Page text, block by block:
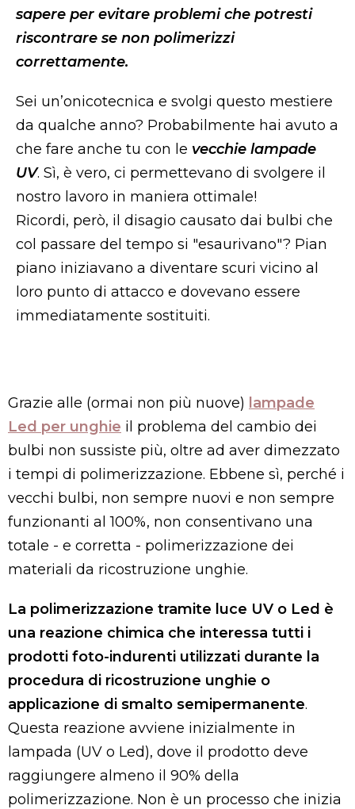
sapere per evitare problemi che potresti
riscontrare se non polimerizzi
correttamente.
Sei un’onicotecnica e svolgi questo mestiere
da qualche anno? Probabilmente hai avuto a
che fare anche tu con le vecchie lampade
UV. Sì, è vero, ci permettevano di svolgere il
nostro lavoro in maniera ottimale!
Ricordi, però, il disagio causato dai bulbi che
col passare del tempo si "esaurivano"? Pian
piano iniziavano a diventare scuri vicino al
loro punto di attacco e dovevano essere
immediatamente sostituiti.
Grazie alle (ormai non più nuove) lampade
Led per unghie il problema del cambio dei
bulbi non sussiste più, oltre ad aver dimezzato
i tempi di polimerizzazione. Ebbene sì, perché i
vecchi bulbi, non sempre nuovi e non sempre
funzionanti al 100%, non consentivano una
totale - e corretta - polimerizzazione dei
materiali da ricostruzione unghie.
La polimerizzazione tramite luce UV o Led è
una reazione chimica che interessa tutti i
prodotti foto-indurenti utilizzati durante la
procedura di ricostruzione unghie o
applicazione di smalto semipermanente.
Questa reazione avviene inizialmente in
lampada (UV o Led), dove il prodotto deve
raggiungere almeno il 90% della
polimerizzazione. Non è un processo che inizia